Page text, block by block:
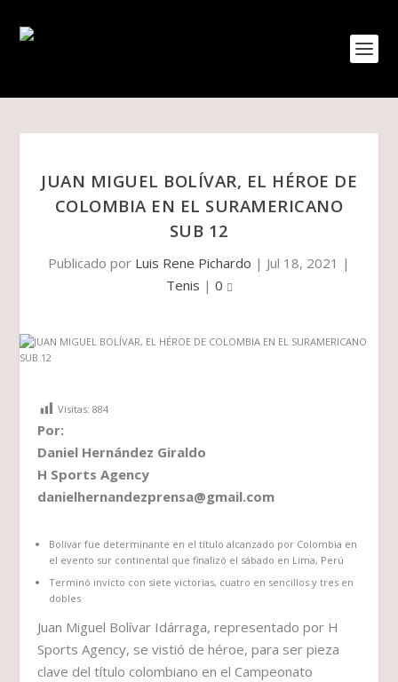
JUAN MIGUEL BOLÍVAR, EL HÉROE DE
COLOMBIA EN EL SURAMERICANO
SUB 12
Publicado por Luis Rene Pichardo | Jul 18, 2021 |
Tenis | 0
Visitas: 884
Por:
Daniel Hernández Giraldo
H Sports Agency
danielhernandezprensa@gmail.com
Bolívar fue determinante en el título alcanzado por Colombia en
el evento sur continental que finalizó el sábado en Lima, Perú
Terminó invicto con siete victorias, cuatro en sencillos y tres en
dobles
Juan Miguel Bolívar Idárraga, representado por H
Sports Agency, se vistió de héroe, para ser pieza
clave del título colombiano en el Campeonato